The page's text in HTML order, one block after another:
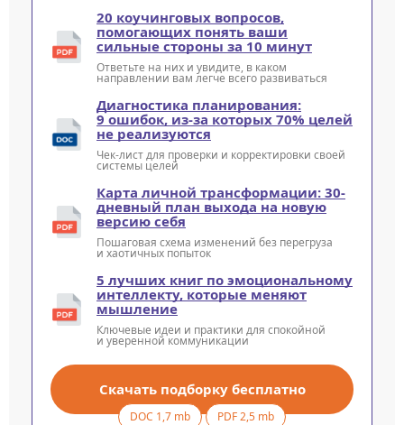
20 коучинговых вопросов,
помогающих понять ваши
сильные стороны за 10 минут
Ответьте на них и увидите, в каком
направлении вам легче всего развиваться
Диагностика планирования:
9 ошибок, из-за которых 70% целей
не реализуются
Чек-лист для проверки и корректировки своей
системы целей
Карта личной трансформации: 30-
дневный план выхода на новую
версию себя
Пошаговая схема изменений без перегруза
и хаотичных попыток
5 лучших книг по эмоциональному
интеллекту, которые меняют
мышление
Ключевые идеи и практики для спокойной
и уверенной коммуникации
Скачать подборку бесплатно
DOC 1,7 mb PDF 2,5 mb